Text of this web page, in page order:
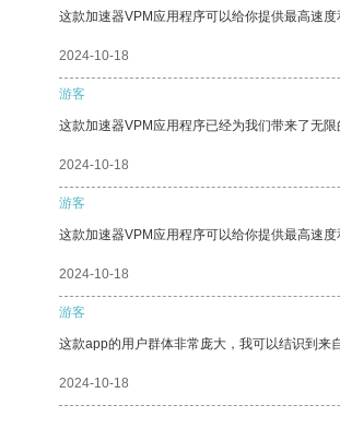
这款加速器VPM应用程序可以给你提供最高速度
2024-10-18
游客
这款加速器VPM应用程序已经为我们带来了无限
2024-10-18
游客
这款加速器VPM应用程序可以给你提供最高速
2024-10-18
游客
这款app的用户群体非常庞大，我可以结识到来
2024-10-18